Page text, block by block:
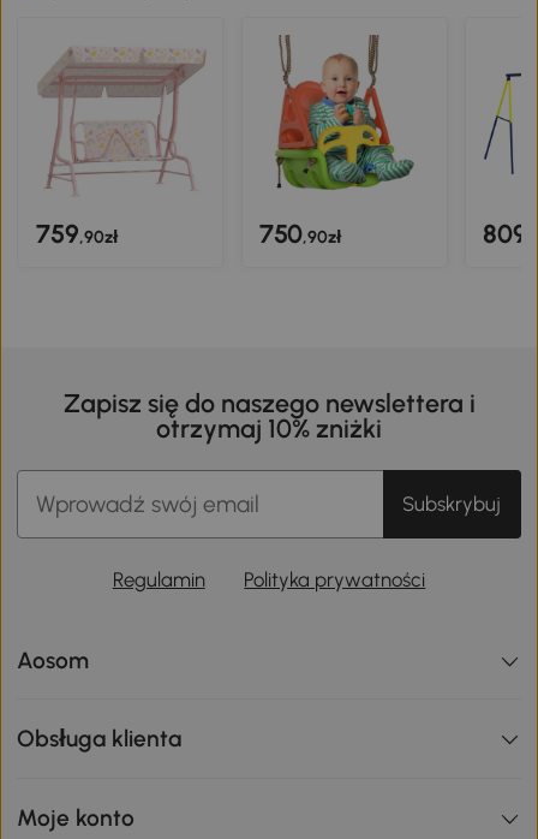
759,90zł 750,90zł 809
Zapisz się do naszego newslettera i
otrzymaj 10% zniżki
Subskrybuj
Regulamin Polityka prywatności
Aosom
Obsługa klienta
Moje konto